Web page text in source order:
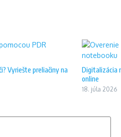
Vyriešte preliačiny na
Digitalizácia
online
18. júla 2026